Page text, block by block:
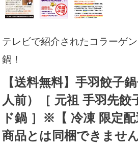
テレビで紹介されたコラーゲ
鍋！
【送料無料】手羽餃子
人前）［ 元祖 手羽先餃
ド鍋 ］※【 冷凍 限定
商品とは同梱できませ